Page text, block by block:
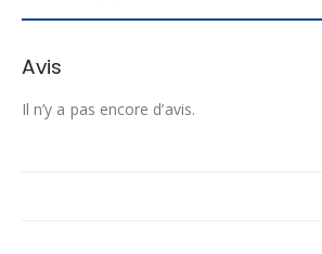
Avis
Il n’y a pas encore d’avis.